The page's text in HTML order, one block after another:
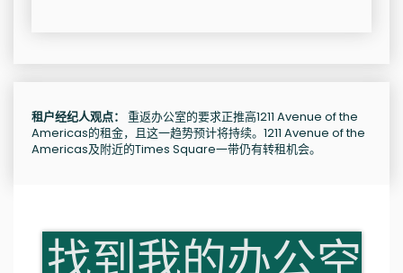
租户经纪人观点： 重返办公室的要求正推高1211 Avenue of the
Americas的租金，且这一趋势预计将持续。1211 Avenue of the
Americas及附近的Times Square一带仍有转租机会。
找到我的办公空